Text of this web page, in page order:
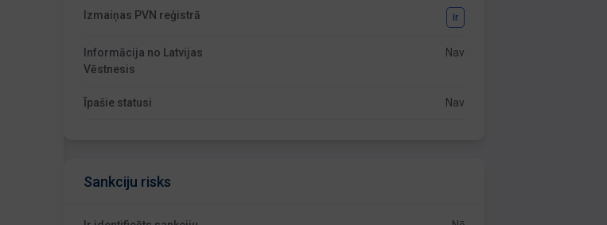
Izmaiņas PVN reģistrā Ir
Informācija no Latvijas
Vēstnesis
Nav
Īpašie statusi Nav
Sankciju risks